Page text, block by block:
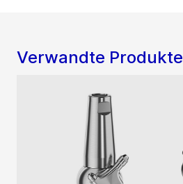
Verwandte Produkte